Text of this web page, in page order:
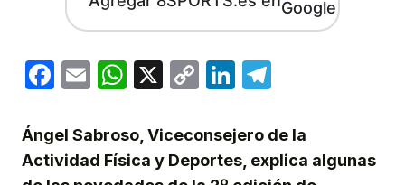
Facebook
EmailWhatsApp
X
CopyLinkedIn
Ángel Sabroso, Viceconsejero de la
Actividad Física y Deportes, explica algunas